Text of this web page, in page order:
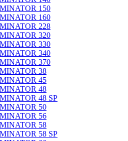
150
160
228
320
330
340
370
38
45
48
48 SP
50
56
58
58 SP